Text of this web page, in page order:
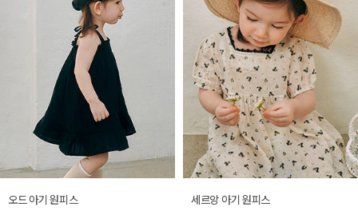
오드 아기 원피스 세르앙 아기 원피스